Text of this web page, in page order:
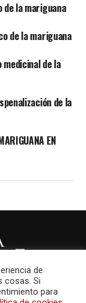
de la mariguana
de la mariguana
de la
de la
EN
de
cosas. Si
para